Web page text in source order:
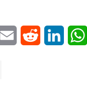
Email Reddit